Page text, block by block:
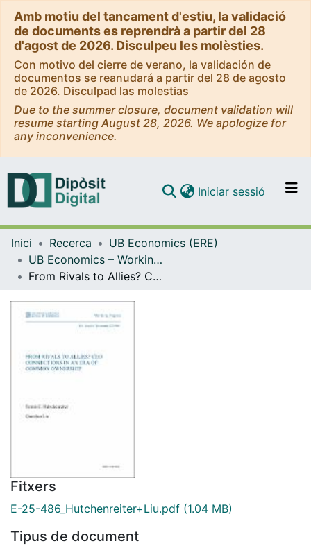
Amb motiu del tancament d'estiu, la validació
de documents es reprendrà a partir del 28
d'agost de 2026. Disculpeu les molèsties.
Con motivo del cierre de verano, la validación de
documentos se reanudará a partir del 28 de agosto
de 2026. Disculpad las molestias
Due to the summer closure, document validation will
resume starting August 28, 2026. We apologize for
any inconvenience.
Navega per tot el DD
Com publicar
Iniciar sessió (current)
Inici Recerca
UB Economics (ERE)
UB Economics – Working Papers [ERE]
From Rivals to Allies? CEO Connections in an Era of Common Ownership
Fitxers
E-25-486_Hutchenreiter+Liu.pdf (1.04 MB)
Tipus de document